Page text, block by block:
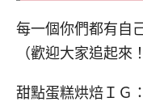
每一個你們都有自
（歡迎大家追起來
甜點蛋糕烘焙ＩＧ：